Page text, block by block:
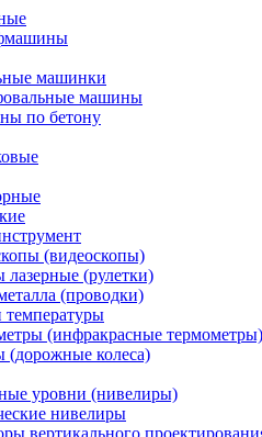
машинки
машины
по бетону
(видеоскопы)
лазерные (рулетки)
(проводки)
температуры
(инфракрасные термометры)
(дорожные колеса)
уровни (нивелиры)
нивелиры
вертикального